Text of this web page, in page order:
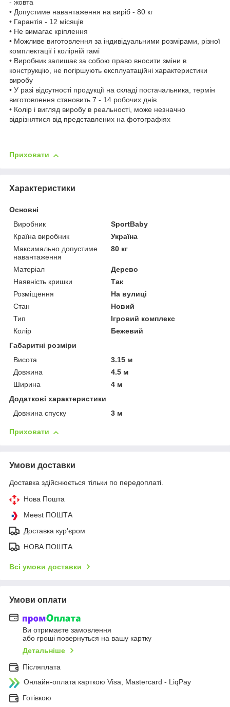
- жовта
• Допустиме навантаження на виріб - 80 кг
• Гарантія - 12 місяців
• Не вимагає кріплення
• Можливе виготовлення за індивідуальними розмірами, різної
комплектації і колірній гамі
• Виробник залишає за собою право вносити зміни в
конструкцію, не погіршують експлуатаційні характеристики
виробу
• У разі відсутності продукції на складі постачальника, термін
виготовлення становить 7 - 14 робочих днів
• Колір і вигляд виробу в реальності, може незначно
відрізнятися від представлених на фотографіях
Приховати
Характеристики
Основні
Виробник
SportBaby
Країна виробник
Україна
Максимально допустиме
навантаження
80 кг
Матеріал
Дерево
Наявність кришки
Так
Розміщення
На вулиці
Стан
Новий
Тип
Ігровий комплекс
Колір
Бежевий
Габаритні розміри
Висота
3.15 м
Довжина
4.5 м
Ширина
4 м
Додаткові характеристики
Довжина спуску
3 м
Приховати
Умови доставки
Доставка здійснюється тільки по передоплаті.
Нова Пошта
Meest ПОШТА
Доставка кур'єром
НОВА ПОШТА
Всі умови доставки
Умови оплати
Ви отримаєте замовлення
або гроші повернуться на вашу картку
Детальніше
Післяплата
Онлайн-оплата карткою Visa, Mastercard - LiqPay
Готівкою